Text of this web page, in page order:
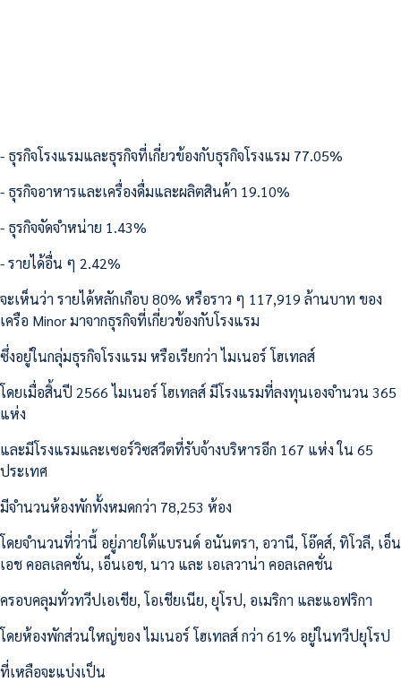
- ธุรกิจโรงแรมและธุรกิจที่เกี่ยวข้องกับธุรกิจโรงแรม 77.05%
- ธุรกิจอาหารและเครื่องดื่มและผลิตสินค้า 19.10%
- ธุรกิจจัดจำหน่าย 1.43%
- รายได้อื่น ๆ 2.42%
จะเห็นว่า รายได้หลักเกือบ 80% หรือราว ๆ 117,919 ล้านบาท ของ
เครือ Minor มาจากธุรกิจที่เกี่ยวข้องกับโรงแรม
ซึ่งอยู่ในกลุ่มธุรกิจโรงแรม หรือเรียกว่า ไมเนอร์ โฮเทลส์
โดยเมื่อสิ้นปี 2566 ไมเนอร์ โฮเทลส์ มีโรงแรมที่ลงทุนเองจำนวน 365
แห่ง
และมีโรงแรมและเซอร์วิซสวีตที่รับจ้างบริหารอีก 167 แห่ง ใน 65
ประเทศ
มีจำนวนห้องพักทั้งหมดกว่า 78,253 ห้อง
โดยจำนวนที่ว่านี้ อยู่ภายใต้แบรนด์ อนันตรา, อวานี, โอ๊คส์, ทิโวลี, เอ็น
เอช คอลเลคชั่น, เอ็นเอช, นาว และ เอเลวาน่า คอลเลคชั่น
ครอบคลุมทั่วทวีปเอเชีย, โอเชียเนีย, ยุโรป, อเมริกา และแอฟริกา
โดยห้องพักส่วนใหญ่ของ ไมเนอร์ โฮเทลส์ กว่า 61% อยู่ในทวีปยุโรป
ที่เหลือจะแบ่งเป็น